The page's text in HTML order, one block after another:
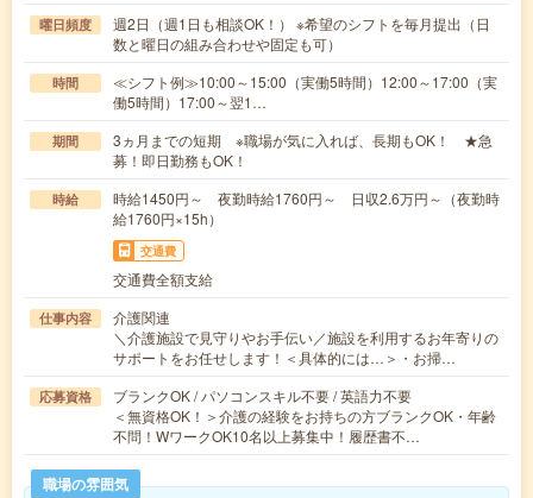
曜日頻度
週2日（週1日も相談OK！） ※希望のシフトを毎月提出（日
数と曜日の組み合わせや固定も可）
時間
≪シフト例≫10:00～15:00（実働5時間）12:00～17:00（実
働5時間）17:00～翌1…
期間
3ヵ月までの短期 ※職場が気に入れば、長期もOK！ ★急
募！即日勤務もOK！
時給
時給1450円～ 夜勤時給1760円～ 日収2.6万円～（夜勤時
給1760円×15h）
交通費
交通費全額支給
仕事内容
介護関連
＼介護施設で見守りやお手伝い／施設を利用するお年寄りの
サポートをお任せします！＜具体的には…＞・お掃…
応募資格
ブランクOK / パソコンスキル不要 / 英語力不要
＜無資格OK！＞介護の経験をお持ちの方ブランクOK・年齢
不問！WワークOK10名以上募集中！履歴書不…
職場の雰囲気